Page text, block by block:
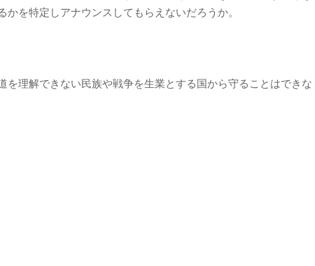
を特定しアナウンスしてもらえないだろうか。
理解できない民族や戦争を生業とする国から守ることはできな